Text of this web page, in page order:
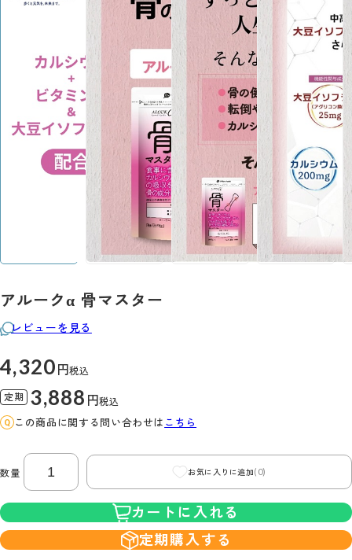
アルークα 骨マスター
レビューを見る
4,320 円税込
定期 3,888 円税込
この商品に関する問い合わせは こちら
数量 お気に入りに追加(0)
カートに入れる
定期購入する